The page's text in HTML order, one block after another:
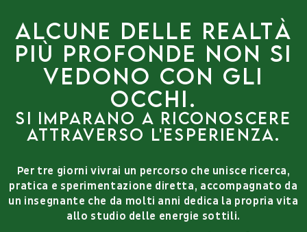
Alcune delle realtà
più profonde non si
vedono con gli
occhi.
Si imparano a riconoscere
attraverso l'esperienza.
Per tre giorni vivrai un percorso che unisce ricerca,
pratica e sperimentazione diretta, accompagnato da
un insegnante che da molti anni dedica la propria vita
allo studio delle energie sottili.